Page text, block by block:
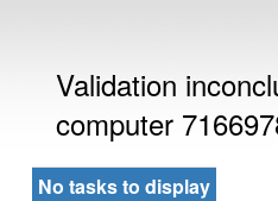
Validation
computer
No tasks to display